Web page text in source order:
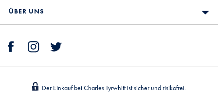
ÜBER UNS
Der Einkauf bei Charles Tyrwhitt ist sicher und risikofrei.